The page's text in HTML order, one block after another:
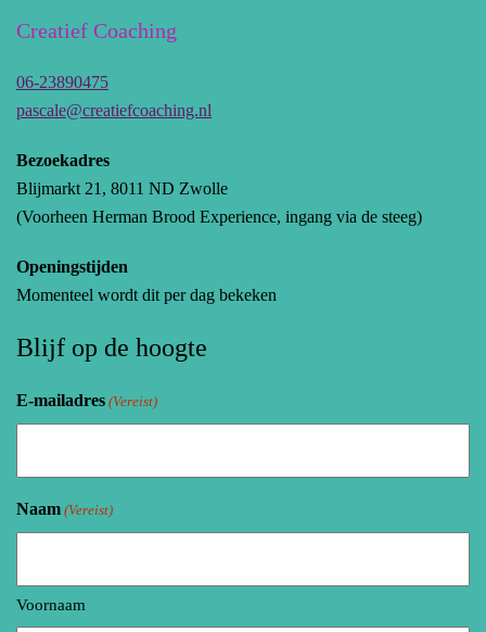
Creatief Coaching
06-23890475
pascale@creatiefcoaching.nl
Bezoekadres
Blijmarkt 21, 8011 ND Zwolle
(Voorheen Herman Brood Experience, ingang via de steeg)
Openingstijden
Momenteel wordt dit per dag bekeken
Blijf op de hoogte
E-mailadres (Vereist)
Naam (Vereist)
Voornaam